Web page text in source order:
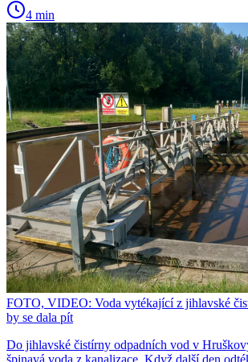
4 min
FOTO, VIDEO: Voda vytékající z jihlavské
by se dala pít
Do jihlavské čistírny odpadních vod v
špinavá voda z kanalizace. Když další den